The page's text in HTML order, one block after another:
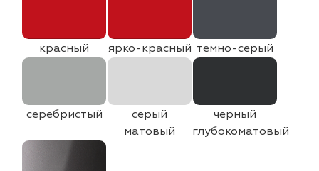
красный ярко-красный темно-серый
серебристый
серый
матовый
черный
глубокоматовый